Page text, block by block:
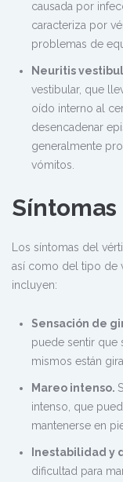
causada por
caracteriza por
problemas de
Neuritis
vestibular, que
oído interno al
desencadenar
generalmente
vómitos.
Síntomas
Los síntomas del
así como del tipo de
incluyen:
Sensación de
puede sentir que
mismos están
Mareo intenso.
intenso, que
mantenerse en
Inestabilidad y
dificultad para